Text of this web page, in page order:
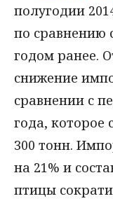
полугодии
по сравнению
годом ранее.
снижение
сравнении с
года, которое
300 тонн.
на 21% и
птицы